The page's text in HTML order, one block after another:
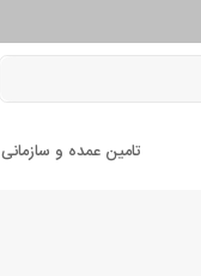
تامین عمده و سازمانی